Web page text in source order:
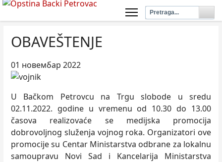
OBAVEŠTENJE
01 новембар 2022
U Bačkom Petrovcu na Trgu slobode u sredu
02.11.2022. godine u vremenu od 10.30 do 13.00
časova realizovaće se medijska promocija
dobrovolјnog služenja vojnog roka. Organizatori ove
promocije su Centar Ministarstva odbrane za lokalnu
samoupravu Novi Sad i Kancelarija Ministarstva